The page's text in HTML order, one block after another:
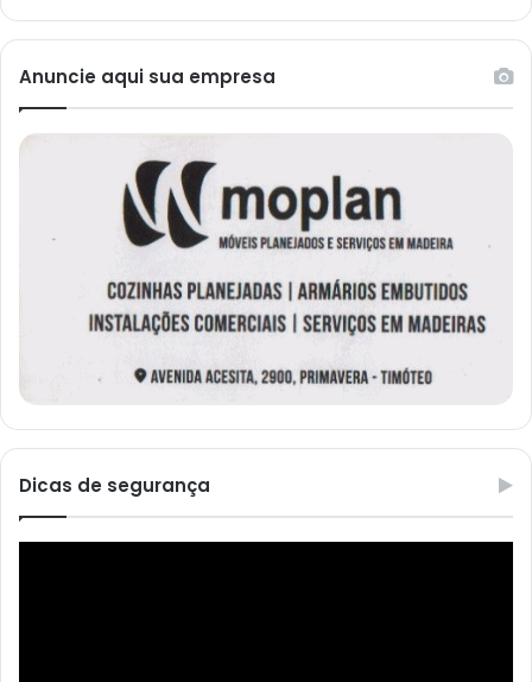
Anuncie aqui sua empresa
Dicas de segurança